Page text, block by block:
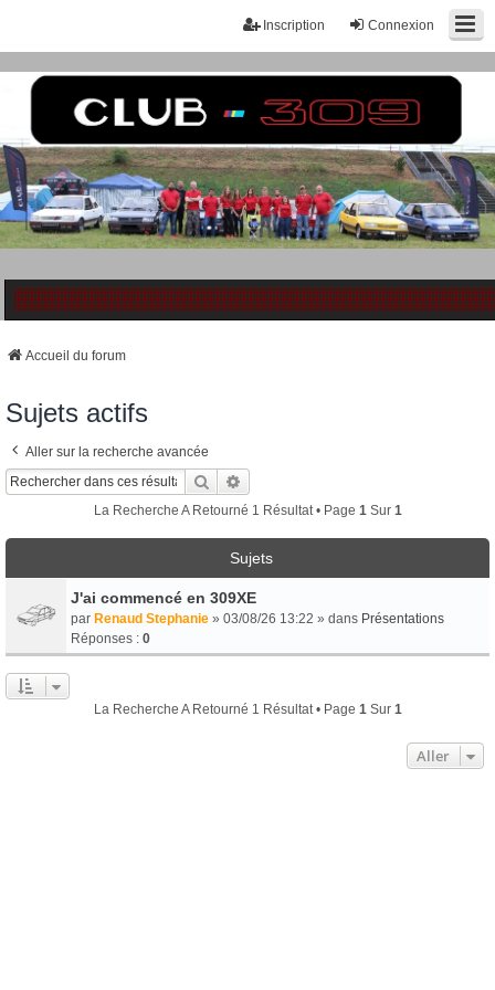
Connexion
Inscription
Accueil du forum
Sujets actifs
Aller sur la recherche avancée
Rechercher
La Recherche A Retourné 1 Résultat • Page 1Sur 1
Sujets
J'ai commencé en 309XE
par Renaud Stephanie » 03/08/26 13:22 » dans Présentations
Réponses : 0
La Recherche A Retourné 1 Résultat • Page 1Sur 1
Aller